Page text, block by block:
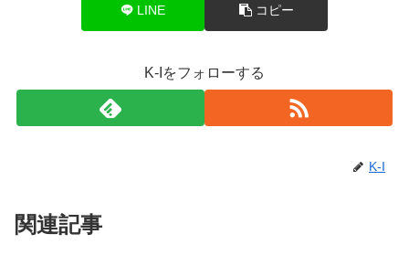
LINE コピー
K-Iをフォローする
K-I
関連記事